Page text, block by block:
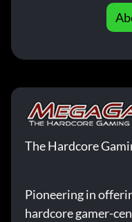
The Hardcore
Pioneering in
hardcore gamer-